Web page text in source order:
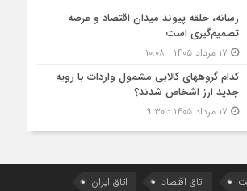
رسانه، حلقه پیوند میدان اقتصاد و عرصه
تصمیم‌گیری است
کدام گروههای کالایی مشمول واردات با رویه
جدید ارز اشخاص شدند؟
اتاق اقتصاد
اتاق ایران